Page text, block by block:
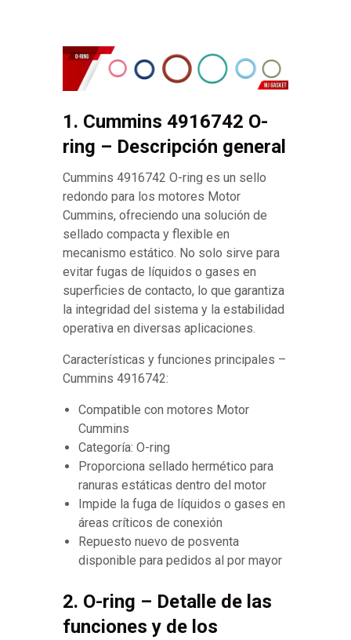
1. Cummins 4916742 O-
ring – Descripción general
Cummins 4916742 O-ring es un sello
redondo para los motores Motor
Cummins, ofreciendo una solución de
sellado compacta y flexible en
mecanismo estático. No solo sirve para
evitar fugas de líquidos o gases en
superficies de contacto, lo que garantiza
la integridad del sistema y la estabilidad
operativa en diversas aplicaciones.
Características y funciones principales –
Cummins 4916742:
Compatible con motores Motor
Cummins
Categoría: O-ring
Proporciona sellado hermético para
ranuras estáticas dentro del motor
Impide la fuga de líquidos o gases en
áreas críticos de conexión
Repuesto nuevo de posventa
disponible para pedidos al por mayor
2. O-ring – Detalle de las
funciones y de los